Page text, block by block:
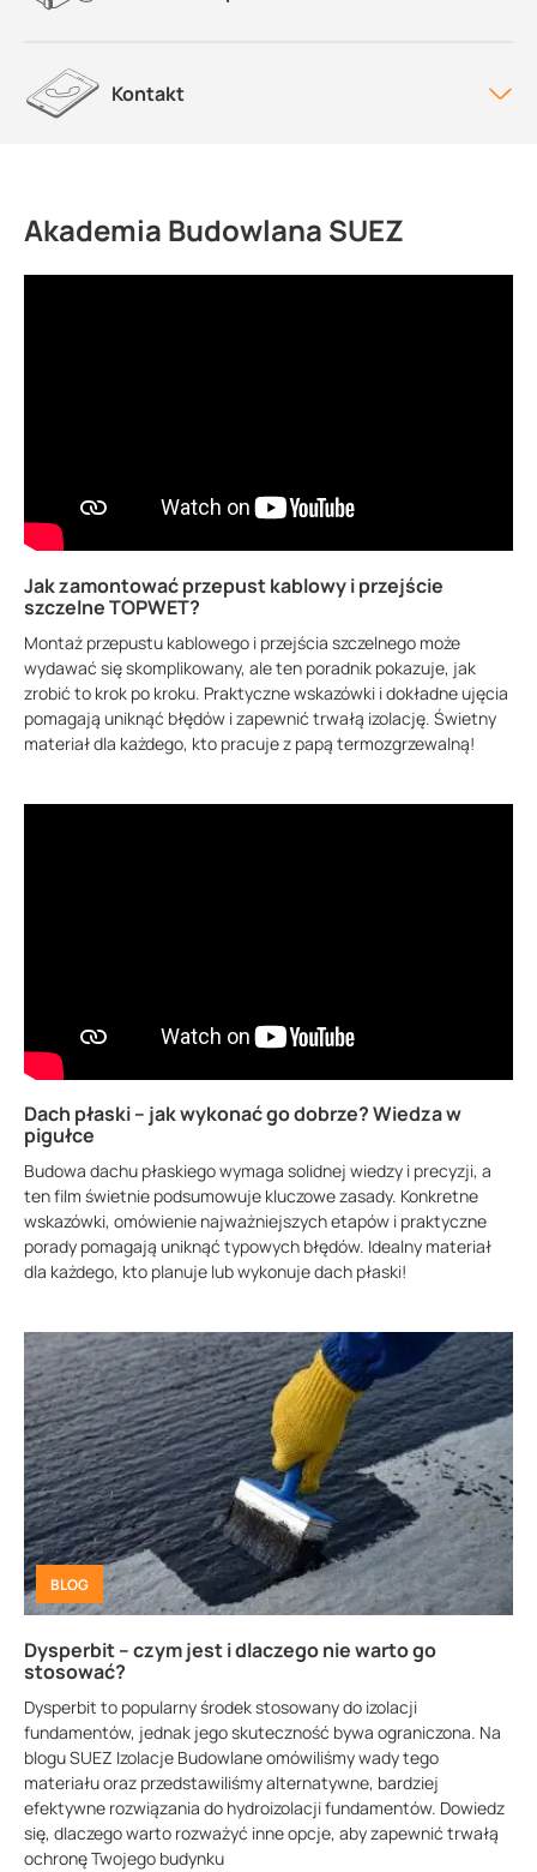
Kontakt
Akademia Budowlana SUEZ
Jak zamontować przepust kablowy i przejście
szczelne TOPWET?
Montaż przepustu kablowego i przejścia szczelnego może
wydawać się skomplikowany, ale ten poradnik pokazuje, jak
zrobić to krok po kroku. Praktyczne wskazówki i dokładne ujęcia
pomagają uniknąć błędów i zapewnić trwałą izolację. Świetny
materiał dla każdego, kto pracuje z papą termozgrzewalną!
Dach płaski – jak wykonać go dobrze? Wiedza w
pigułce
Budowa dachu płaskiego wymaga solidnej wiedzy i precyzji, a
ten film świetnie podsumowuje kluczowe zasady. Konkretne
wskazówki, omówienie najważniejszych etapów i praktyczne
porady pomagają uniknąć typowych błędów. Idealny materiał
dla każdego, kto planuje lub wykonuje dach płaski!
BLOG
Dysperbit – czym jest i dlaczego nie warto go
stosować?
Dysperbit to popularny środek stosowany do izolacji
fundamentów, jednak jego skuteczność bywa ograniczona. Na
blogu SUEZ Izolacje Budowlane omówiliśmy wady tego
materiału oraz przedstawiliśmy alternatywne, bardziej
efektywne rozwiązania do hydroizolacji fundamentów. Dowiedz
się, dlaczego warto rozważyć inne opcje, aby zapewnić trwałą
ochronę Twojego budynku